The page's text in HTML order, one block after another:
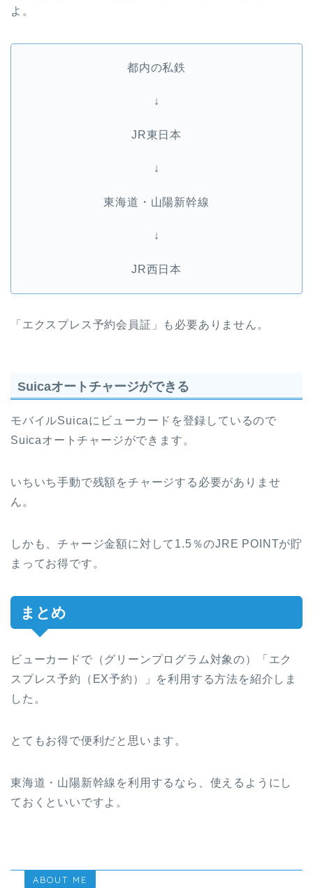
よ。
都内の私鉄
↓
JR東日本
↓
東海道・山陽新幹線
↓
JR西日本
「エクスプレス予約会員証」も必要ありません。
Suicaオートチャージができる
モバイルSuicaにビューカードを登録しているので
Suicaオートチャージができます。
いちいち手動で残額をチャージする必要がありませ
ん。
しかも、チャージ金額に対して1.5％のJRE POINTが貯
まってお得です。
まとめ
ビューカードで（グリーンプログラム対象の）「エク
スプレス予約（EX予約）」を利用する方法を紹介しま
した。
とてもお得で便利だと思います。
東海道・山陽新幹線を利用するなら、使えるようにし
ておくといいですよ。
ABOUT ME